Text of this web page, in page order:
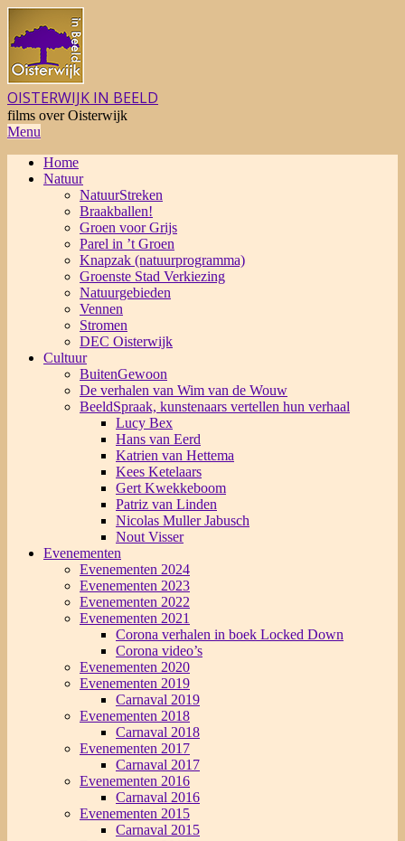
Skip
content
OISTERWIJK IN BEELD
films over Oisterwijk
Primary
Menu
Menu
Home
Natuur
NatuurStreken
Braakballen!
Groen voor Grijs
Parel in ’t Groen
Knapzak (natuurprogramma)
Groenste Stad Verkiezing
Natuurgebieden
Vennen
Stromen
DEC Oisterwijk
Cultuur
BuitenGewoon
De verhalen van Wim van de Wouw
BeeldSpraak, kunstenaars vertellen hun verhaal
Lucy Bex
Hans van Eerd
Katrien van Hettema
Kees Ketelaars
Gert Kwekkeboom
Patriz van Linden
Nicolas Muller Jabusch
Nout Visser
Evenementen
Evenementen 2024
Evenementen 2023
Evenementen 2022
Evenementen 2021
Corona verhalen in boek Locked Down
Corona video’s
Evenementen 2020
Evenementen 2019
Carnaval 2019
Evenementen 2018
Carnaval 2018
Evenementen 2017
Carnaval 2017
Evenementen 2016
Carnaval 2016
Evenementen 2015
Carnaval 2015